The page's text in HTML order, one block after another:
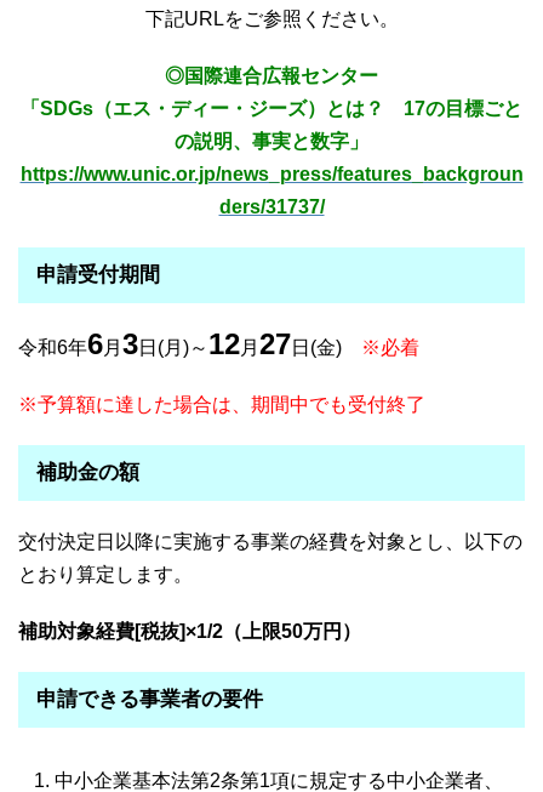
下記URLをご参照ください。
◎国際連合広報センター
「SDGs（エス・ディー・ジーズ）とは？ 17の目標ごと
の説明、事実と数字」
https://www.unic.or.jp/news_press/features_backgroun
ders/31737/
申請受付期間
令和6年6月 3日(月)～ 12月 27日(金)​ ※必着
※予算額に達した場合は、期間中でも受付終了
補助金の額
交付決定日以降に実施する事業の経費を対象とし、以下の
とおり算定します。
補助対象経費[税抜]×1/2（上限50万円）​
申請できる事業者の要件
中小企業基本法第2条第1項に規定する中小企業者、